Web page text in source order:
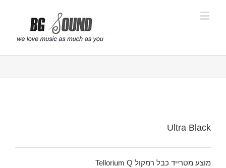
Ultra Black
מוצע מטרייד כבל רמקול Tellorium Q